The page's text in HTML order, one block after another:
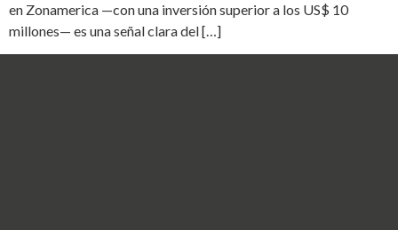
en Zonamerica —con una inversión superior a los US$ 10
millones— es una señal clara del […]